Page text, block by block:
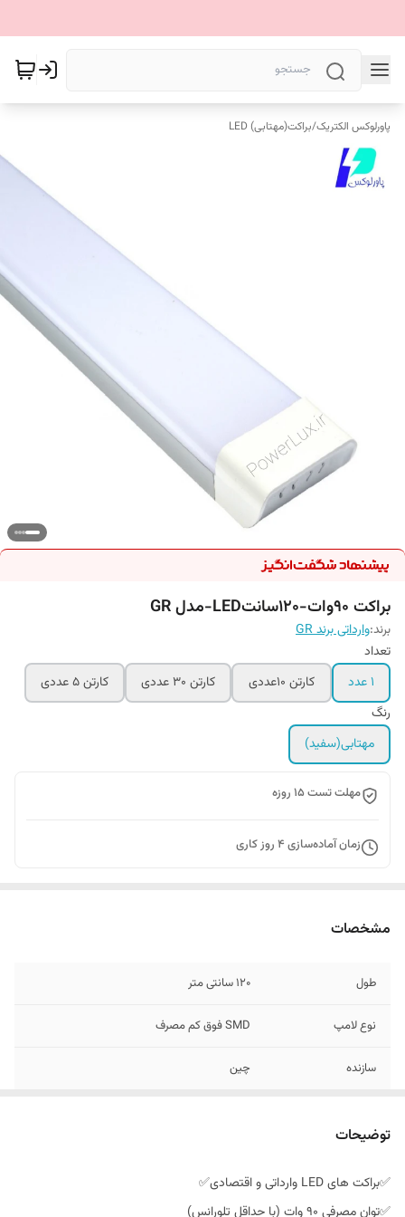
پاورلوکس الکتریک/براکت(مهتابی) LED
براکت 90وات-120سانتLED-مدل GR
برند:وارداتی برند GR
تعداد
۱ عدد
کارتن ۱۰عددی کارتن 30 عددی
کارتن 5 عددی
رنگ
مهتابی(سفید)
مهلت تست ۱5 روزه
زمان آماده‌سازی 4 روز کاری
مشخصات
طول 120 سانتی متر
نوع لامپ SMD فوق کم مصرف
سازنده چین
توضیحات
✅براکت های LED وارداتی و اقتصادی✅
✅توان مصرفی 90 وات (با حداقل تلورانس)